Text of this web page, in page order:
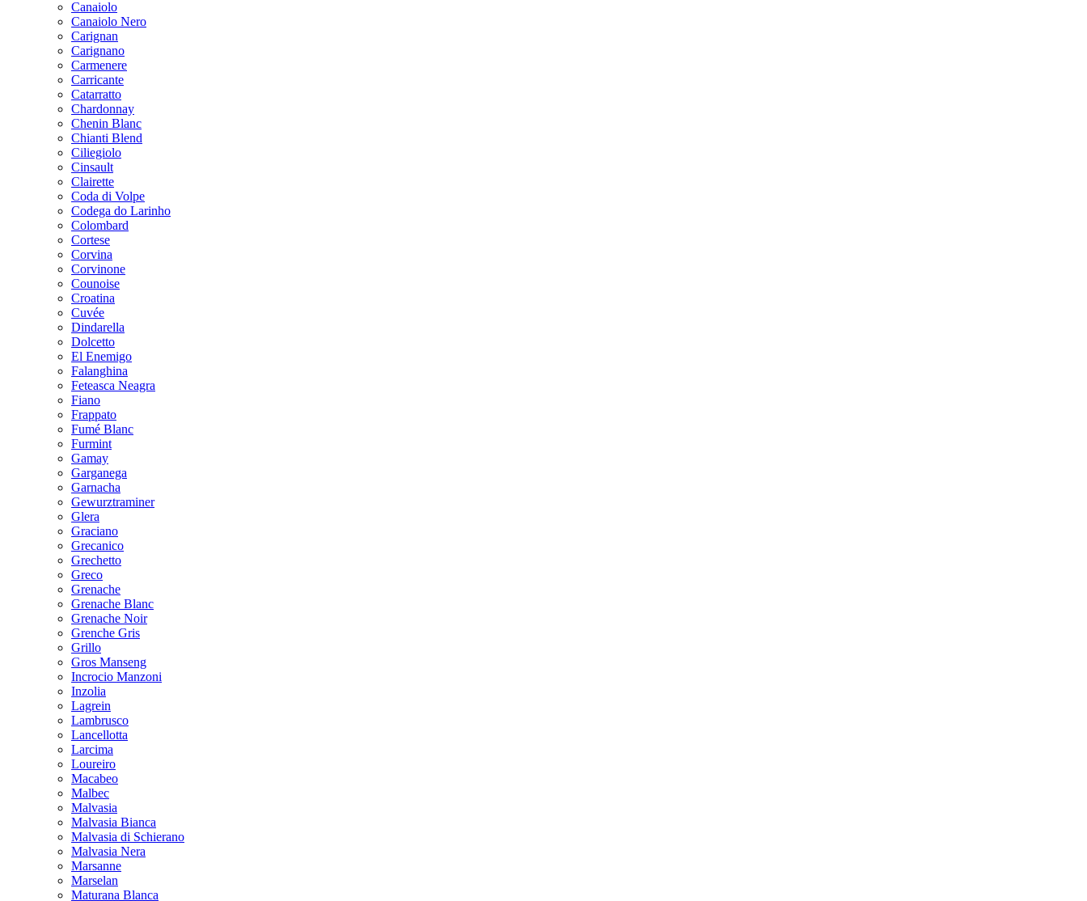
Canaiolo
Canaiolo Nero
Carignan
Carignano
Carmenere
Carricante
Catarratto
Chardonnay
Chenin Blanc
Chianti Blend
Ciliegiolo
Cinsault
Clairette
Coda di Volpe
Codega do Larinho
Colombard
Cortese
Corvina
Corvinone
Counoise
Croatina
Cuvée
Dindarella
Dolcetto
El Enemigo
Falanghina
Feteasca Neagra
Fiano
Frappato
Fumé Blanc
Furmint
Gamay
Garganega
Garnacha
Gewurztraminer
Glera
Graciano
Grecanico
Grechetto
Greco
Grenache
Grenache Blanc
Grenache Noir
Grenche Gris
Grillo
Gros Manseng
Incrocio Manzoni
Inzolia
Lagrein
Lambrusco
Lancellotta
Larcima
Loureiro
Macabeo
Malbec
Malvasia
Malvasia Bianca
Malvasia di Schierano
Malvasia Nera
Marsanne
Marselan
Maturana Blanca